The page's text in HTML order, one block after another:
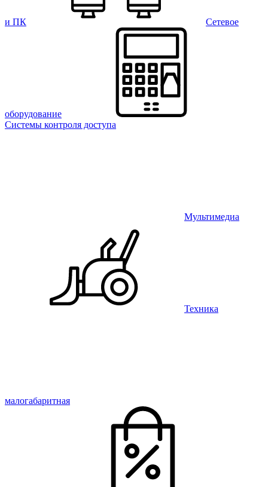
и ПК Сетевое
оборудование
Системы контроля доступа
Мультимедиа
Техника
малогабаритная